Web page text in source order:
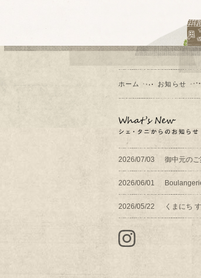
ホーム お知らせ
2026/07/03 御中元のご
2026/06/01
2026/05/22 くまにち